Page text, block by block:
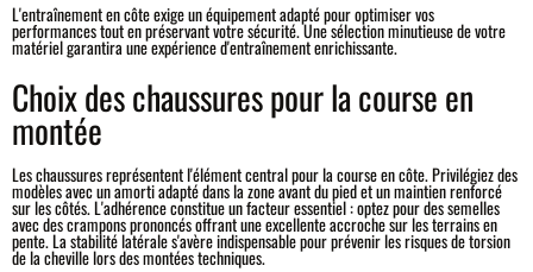
L'entraînement en côte exige un équipement adapté pour optimiser vos
performances tout en préservant votre sécurité. Une sélection minutieuse de votre
matériel garantira une expérience d'entraînement enrichissante.
Choix des chaussures pour la course en
montée
Les chaussures représentent l'élément central pour la course en côte. Privilégiez des
modèles avec un amorti adapté dans la zone avant du pied et un maintien renforcé
sur les côtés. L'adhérence constitue un facteur essentiel : optez pour des semelles
avec des crampons prononcés offrant une excellente accroche sur les terrains en
pente. La stabilité latérale s'avère indispensable pour prévenir les risques de torsion
de la cheville lors des montées techniques.